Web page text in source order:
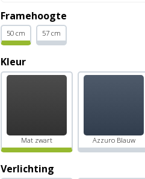
Framehoogte
50 cm 57 cm
Kleur
Mat zwart Azzuro Blauw
Verlichting